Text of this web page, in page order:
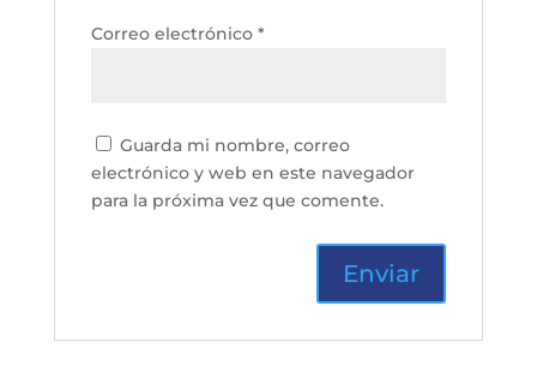
Correo electrónico *
Guarda mi nombre, correo
electrónico y web en este navegador
para la próxima vez que comente.